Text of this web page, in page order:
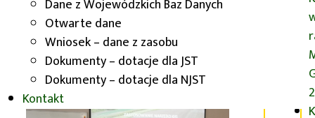
Dane z Wojewódzkich Baz Danych
Otwarte dane
Wniosek – dane z zasobu
Dokumenty – dotacje dla JST
Dokumenty – dotacje dla NJST
Kontakt
miejsce wykłady przedstawiane
online, drugiego odbyły się
stacjonarne warsztaty.